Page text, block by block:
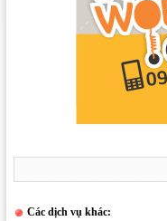
Các dịch vụ khác: